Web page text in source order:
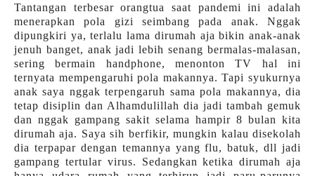
Tantangan terbesar orangtua saat pandemi ini adalah
menerapkan pola gizi seimbang pada anak. Nggak
dipungkiri ya, terlalu lama dirumah aja bikin anak-anak
jenuh banget, anak jadi lebih senang bermalas-malasan,
sering bermain handphone, menonton TV hal ini
ternyata mempengaruhi pola makannya. Tapi syukurnya
anak saya nggak terpengaruh sama pola makannya, dia
tetap disiplin dan Alhamdulillah dia jadi tambah gemuk
dan nggak gampang sakit selama hampir 8 bulan kita
dirumah aja. Saya sih berfikir, mungkin kalau disekolah
dia terpapar dengan temannya yang flu, batuk, dll jadi
gampang tertular virus. Sedangkan ketika dirumah aja